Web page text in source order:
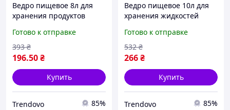
Ведро пищевое 8л для
хранения продуктов
ТМ АЛЕАНА
Готово к отправке
196.50₴
393 ₴
Купить
Trendovo 85%
Ведро пищевое 10л для
хранения жидкостей
круглое без крышки
зеленое
Готово к отправке
266₴
532 ₴
Купить
Trendovo 85%